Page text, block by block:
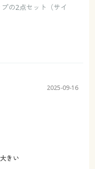
の2点セット（サイ
2025-09-16
大きい